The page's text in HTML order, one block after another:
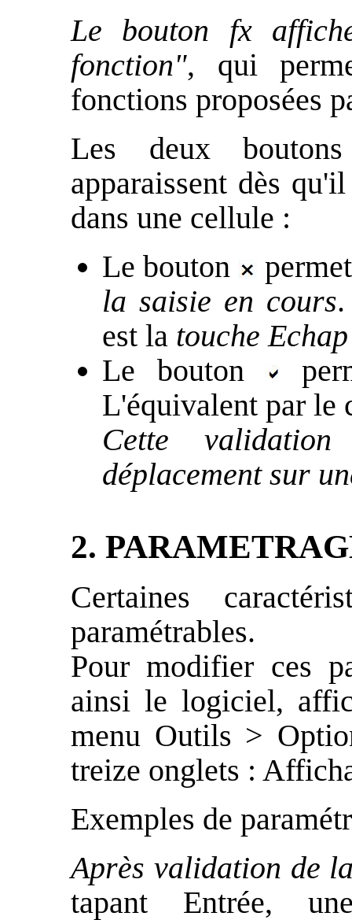
Le bouton fx
fonction", qui
fonctions proposées
Les deux
apparaissent dès
dans une cellule :
Le bouton
la saisie en cours
est la touche Echap
Le bouton
L'équivalent par le
Cette
déplacement sur
2.
Certaines
paramétrables.
Pour modifier ces
ainsi le logiciel,
menu Outils >
treize onglets :
Exemples de
Après validation de
tapant Entrée,